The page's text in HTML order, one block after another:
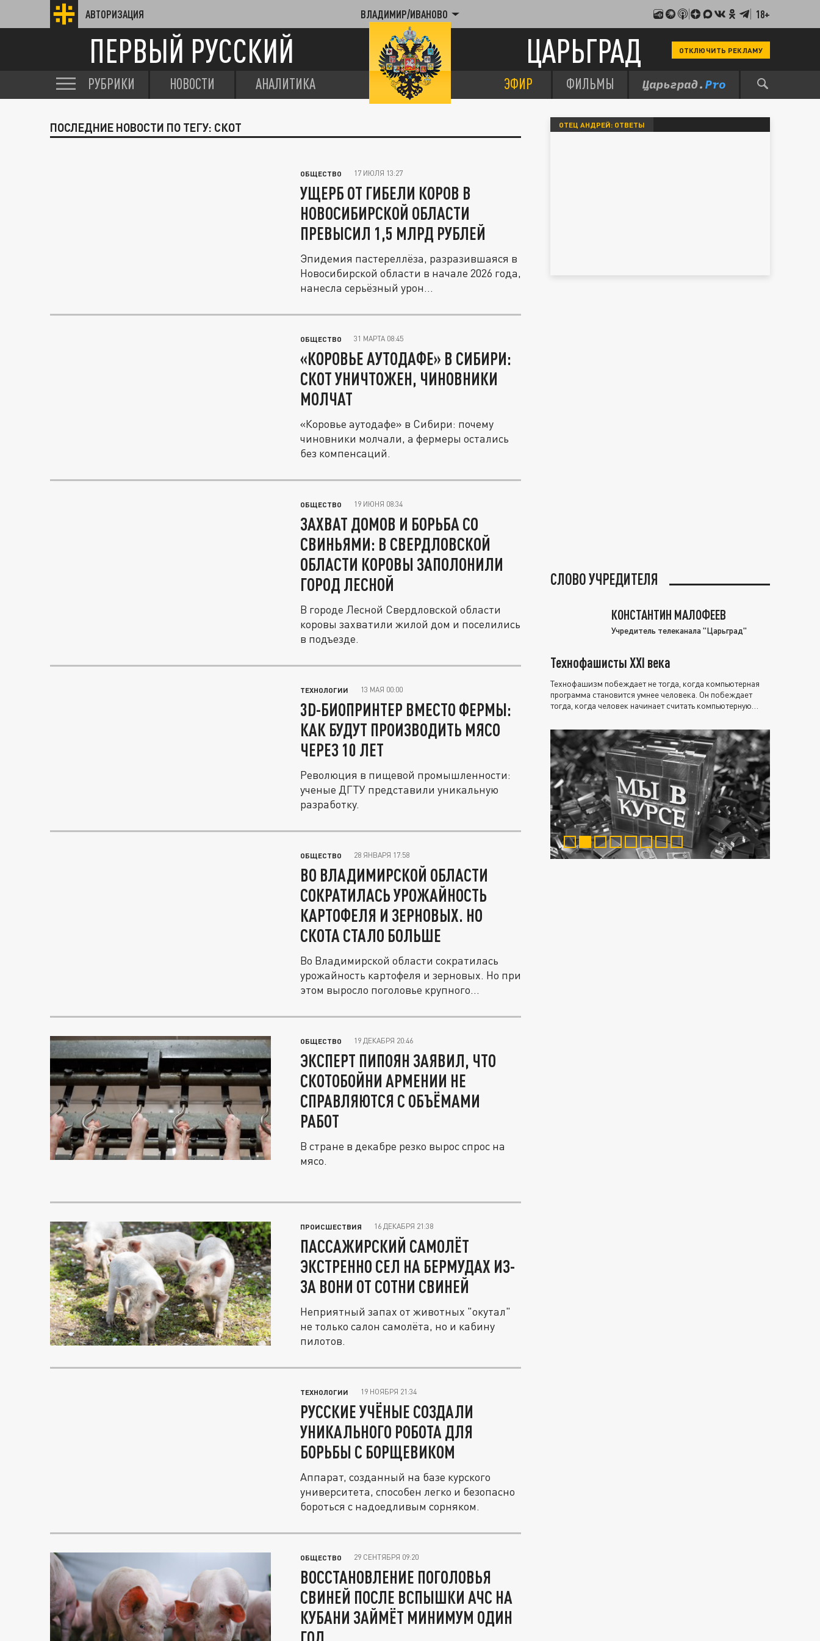
АВТОРИЗАЦИЯ ВЛАДИМИР/ИВАНОВО 18+
ПЕРВЫЙ РУССКИЙ ЦАРЬГРАД ОТКЛЮЧИТЬ РЕКЛАМУ
РУБРИКИ НОВОСТИ АНАЛИТИКА ЭФИР ФИЛЬМЫ
ПОСЛЕДНИЕ НОВОСТИ ПО ТЕГУ: СКОТ
ОБЩЕСТВО 17 ИЮЛЯ 13:27
УЩЕРБ ОТ ГИБЕЛИ КОРОВ В
НОВОСИБИРСКОЙ ОБЛАСТИ
ПРЕВЫСИЛ 1,5 МЛРД РУБЛЕЙ
Эпидемия пастереллёза, разразившаяся в
Новосибирской области в начале 2026 года,
нанесла серьёзный урон...
ОБЩЕСТВО 31 МАРТА 08:45
«КОРОВЬЕ АУТОДАФЕ» В СИБИРИ:
СКОТ УНИЧТОЖЕН, ЧИНОВНИКИ
МОЛЧАТ
«Коровье аутодафе» в Сибири: почему
чиновники молчали, а фермеры остались
без компенсаций.
ОБЩЕСТВО 19 ИЮНЯ 08:34
ЗАХВАТ ДОМОВ И БОРЬБА СО
СВИНЬЯМИ: В СВЕРДЛОВСКОЙ
ОБЛАСТИ КОРОВЫ ЗАПОЛОНИЛИ
ГОРОД ЛЕСНОЙ
В городе Лесной Свердловской области
коровы захватили жилой дом и поселились
в подъезде.
ТЕХНОЛОГИИ 13 МАЯ 00:00
3D-БИОПРИНТЕР ВМЕСТО ФЕРМЫ:
КАК БУДУТ ПРОИЗВОДИТЬ МЯСО
ЧЕРЕЗ 10 ЛЕТ
Революция в пищевой промышленности:
ученые ДГТУ представили уникальную
разработку.
ОБЩЕСТВО 28 ЯНВАРЯ 17:58
ВО ВЛАДИМИРСКОЙ ОБЛАСТИ
СОКРАТИЛАСЬ УРОЖАЙНОСТЬ
КАРТОФЕЛЯ И ЗЕРНОВЫХ. НО
СКОТА СТАЛО БОЛЬШЕ
Во Владимирской области сократилась
урожайность картофеля и зерновых. Но при
этом выросло поголовье крупного...
ОБЩЕСТВО 19 ДЕКАБРЯ 20:46
ЭКСПЕРТ ПИПОЯН ЗАЯВИЛ, ЧТО
СКОТОБОЙНИ АРМЕНИИ НЕ
СПРАВЛЯЮТСЯ С ОБЪЁМАМИ
РАБОТ
В стране в декабре резко вырос спрос на
мясо.
ПРОИСШЕСТВИЯ 16 ДЕКАБРЯ 21:38
ПАССАЖИРСКИЙ САМОЛЁТ
ЭКСТРЕННО СЕЛ НА БЕРМУДАХ ИЗ-
ЗА ВОНИ ОТ СОТНИ СВИНЕЙ
Неприятный запах от животных "окутал"
не только салон самолёта, но и кабину
пилотов.
ТЕХНОЛОГИИ 19 НОЯБРЯ 21:34
РУССКИЕ УЧЁНЫЕ СОЗДАЛИ
УНИКАЛЬНОГО РОБОТА ДЛЯ
БОРЬБЫ С БОРЩЕВИКОМ
Аппарат, созданный на базе курского
университета, способен легко и безопасно
бороться с надоедливым сорняком.
ОБЩЕСТВО 29 СЕНТЯБРЯ 09:20
ВОССТАНОВЛЕНИЕ ПОГОЛОВЬЯ
СВИНЕЙ ПОСЛЕ ВСПЫШКИ АЧС НА
КУБАНИ ЗАЙМЁТ МИНИМУМ ОДИН
ОТЕЦ АНДРЕЙ: ОТВЕТЫ
СЛОВО УЧРЕДИТЕЛЯ
КОНСТАНТИН МАЛОФЕЕВ
Учредитель телеканала "Царьград"
Технофашисты XXI века
Технофашизм побеждает не тогда, когда компьютерная
программа становится умнее человека. Он побеждает
тогда, когда человек начинает считать компьютерную